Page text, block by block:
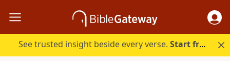
See trusted insight beside every verse.Start free.